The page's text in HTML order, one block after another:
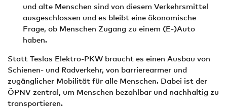
und alte Menschen sind von diesem Verkehrsmittel
ausgeschlossen und es bleibt eine ökonomische
Frage, ob Menschen Zugang zu einem (E-)Auto
haben.
Statt Teslas Elektro-PKW braucht es einen Ausbau von
Schienen- und Radverkehr, von barrierearmer und
zugänglicher Mobilität für alle Menschen. Dabei ist der
ÖPNV zentral, um Menschen bezahlbar und nachhaltig zu
transportieren.